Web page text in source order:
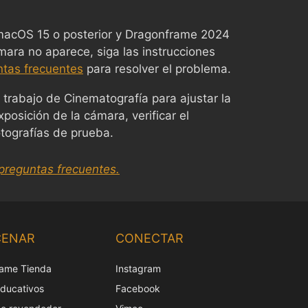
15 o posterior y Dragonframe 2024
no aparece, siga las instrucciones
frecuentes para resolver el problema.
de Cinematografía para ajustar la
de la cámara, verificar el
de prueba.
frecuentes.
Tienda
CONECTAR
Instagram
Facebook
Italian